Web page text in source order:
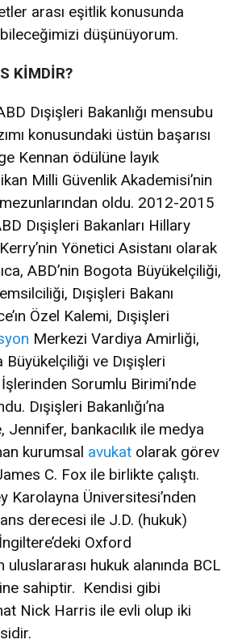
arası eşitlik konusunda
düşünüyorum.
KİMDİR?
Dışişleri Bakanlığı mensubu
konusundaki üstün başarısı
Kennan ödülüne layık
Milli Güvenlik Akademisi’nin
oldu. 2012-2015
Dışişleri Bakanları Hillary
Yönetici Asistanı olarak
ABD’nin Bogota Büyükelçiliği,
Dışişleri Bakanı
Özel Kalemi, Dışişleri
Merkezi Vardiya Amirliği,
Büyükelçiliği ve Dışişleri
İşlerinden Sorumlu Birimi’nde
Dışişleri Bakanlığı’na
Jennifer, bankacılık ile medya
kurumsal avukat olarak görev
C. Fox ile birlikte çalıştı.
Karolayna Üniversitesi’nden
derecesi ile J.D. (hukuk)
Oxford
uluslararası hukuk alanında BCL
sahiptir. Kendisi gibi
Nick Harris ile evli olup iki